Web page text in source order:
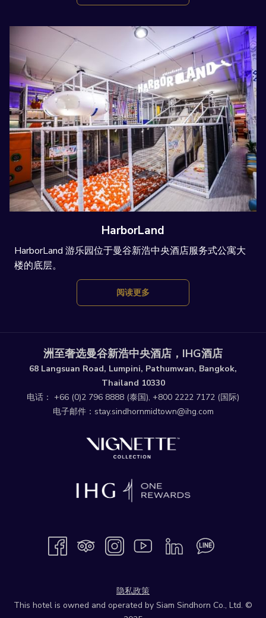
HarborLand
HarborLand 游乐园位于曼谷新浩中央酒店服务式公寓大
楼的底层。
阅读更多
洲至奢选曼谷新浩中央酒店，IHG酒店
68 Langsuan Road, Lumpini, Pathumwan, Bangkok,
Thailand 10330
电话： +66 (0)2 796 8888 (泰国), +800 2222 7172 (国际)
电子邮件： stay.sindhornmidtown@ihg.com
隐私政策
This hotel is owned and operated by Siam Sindhorn Co., Ltd. ©